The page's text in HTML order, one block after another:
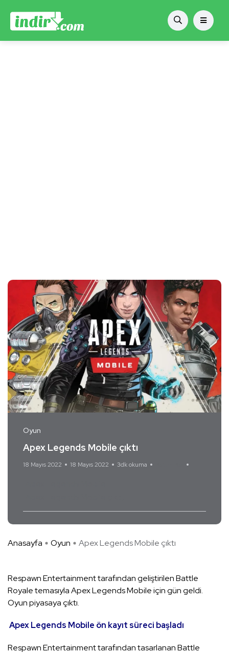
Oyun
Apex Legends Mobile çıktı
18 Mayıs 2022 18 Mayıs 2022 3dk okuma
Anasayfa Oyun Apex Legends Mobile çıktı
Respawn Entertainment tarafından geliştirilen Battle
Royale temasıyla Apex Legends Mobile için gün geldi.
Oyun piyasaya çıktı.
Apex Legends Mobile ön kayıt süreci başladı
Respawn Entertainment tarafından tasarlanan Battle